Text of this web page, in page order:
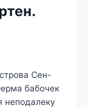
Сен-
бабочек
неподалеку